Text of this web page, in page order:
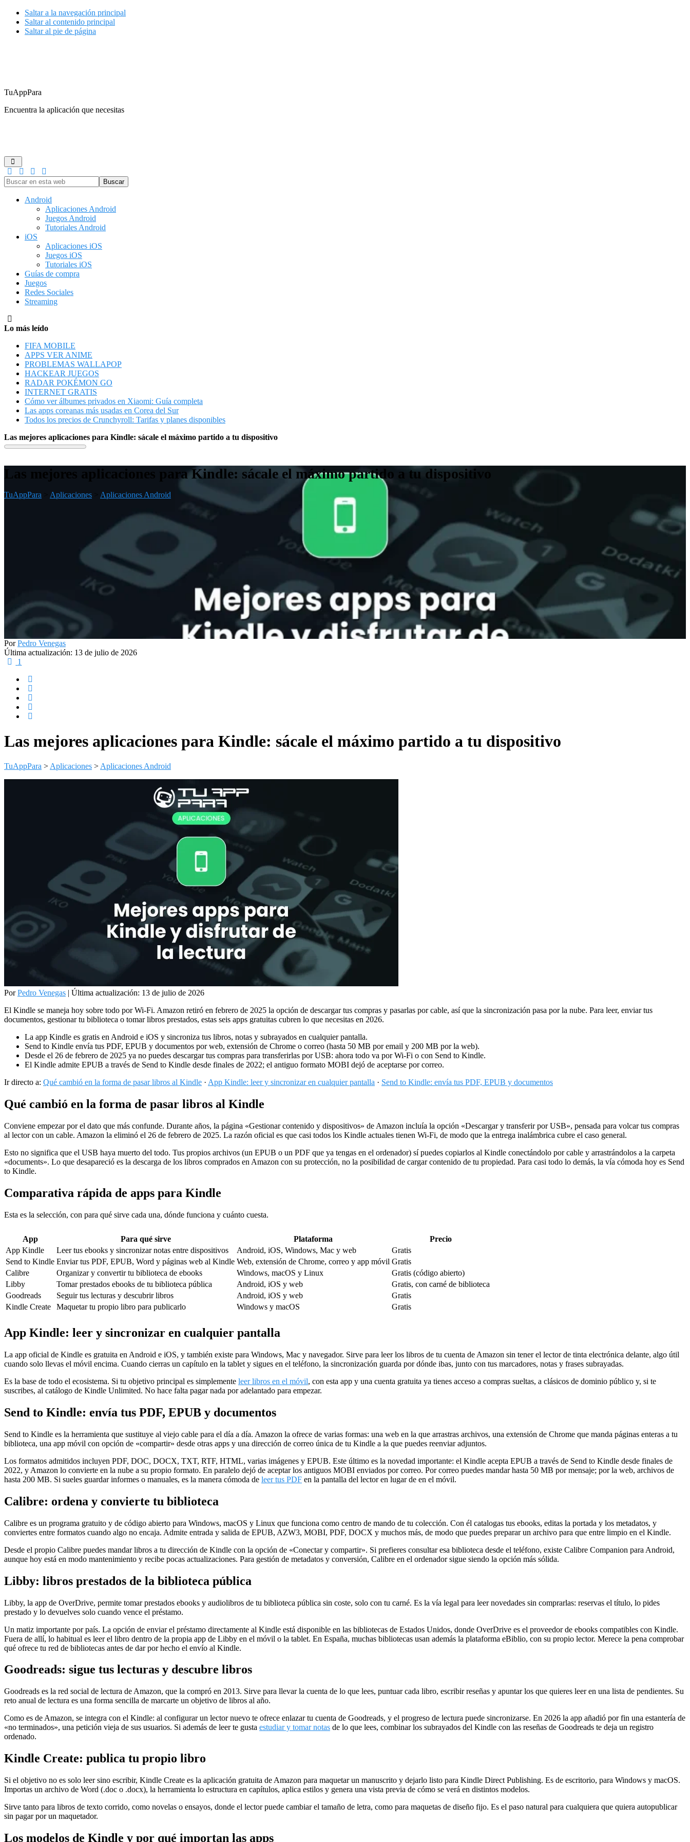
Saltar a la navegación principal
Saltar al contenido principal
Saltar al pie de página
TuAppPara
Encuentra la aplicación que necesitas
Buscar
en
Android
Aplicaciones Android
Juegos Android
Tutoriales Android
iOS
Aplicaciones iOS
Juegos iOS
Tutoriales iOS
Guías de compra
Juegos
Redes Sociales
Streaming
Lo más leído
FIFA MOBILE
APPS VER ANIME
PROBLEMAS WALLAPOP
HACKEAR JUEGOS
RADAR POKÉMON GO
INTERNET GRATIS
Cómo ver álbumes privados en Xiaomi: Guía completa
Las apps coreanas más usadas en Corea del Sur
Todos los precios de Crunchyroll: Tarifas y planes disponibles
Las mejores aplicaciones para Kindle: sácale el máximo partido a tu dispositivo
Las mejores aplicaciones para Kindle: sácale el máximo partido a tu dispositivo
TuAppPara Aplicaciones Aplicaciones Android
PorPedro Venegas
Última actualización: 13 de julio de 2026
1
Las mejores aplicaciones para Kindle: sácale el máximo partido a tu dispositivo
TuAppPara > Aplicaciones > Aplicaciones Android
PorPedro Venegas | Última actualización: 13 de julio de 2026
El Kindle se maneja hoy sobre todo por Wi-Fi. Amazon retiró en febrero de 2025 la opción de descargar tus compras y pasarlas por cable, así que la sincronización pasa por la nube. Para leer, enviar tus
documentos, gestionar tu biblioteca o tomar libros prestados, estas seis apps gratuitas cubren lo que necesitas en 2026.
La app Kindle es gratis en Android e iOS y sincroniza tus libros, notas y subrayados en cualquier pantalla.
Send to Kindle envía tus PDF, EPUB y documentos por web, extensión de Chrome o correo (hasta 50 MB por email y 200 MB por la web).
Desde el 26 de febrero de 2025 ya no puedes descargar tus compras para transferirlas por USB: ahora todo va por Wi-Fi o con Send to Kindle.
El Kindle admite EPUB a través de Send to Kindle desde finales de 2022; el antiguo formato MOBI dejó de aceptarse por correo.
Ir directo a: Qué cambió en la forma de pasar libros al Kindle · App Kindle: leer y sincronizar en cualquier pantalla · Send to Kindle: envía tus PDF, EPUB y documentos
Qué cambió en la forma de pasar libros al Kindle
Conviene empezar por el dato que más confunde. Durante años, la página «Gestionar contenido y dispositivos» de Amazon incluía la opción «Descargar y transferir por USB», pensada para volcar tus compras
al lector con un cable. Amazon la eliminó el 26 de febrero de 2025. La razón oficial es que casi todos los Kindle actuales tienen Wi-Fi, de modo que la entrega inalámbrica cubre el caso general.
Esto no significa que el USB haya muerto del todo. Tus propios archivos (un EPUB o un PDF que ya tengas en el ordenador) sí puedes copiarlos al Kindle conectándolo por cable y arrastrándolos a la carpeta
«documents». Lo que desapareció es la descarga de los libros comprados en Amazon con su protección, no la posibilidad de cargar contenido de tu propiedad. Para casi todo lo demás, la vía cómoda hoy es Send
to Kindle.
Comparativa rápida de apps para Kindle
Esta es la selección, con para qué sirve cada una, dónde funciona y cuánto cuesta.
App Para qué sirve Plataforma
Precio
App Kindle
Leer tus ebooks y sincronizar notas entre dispositivos Android, iOS, Windows, Mac y web
Gratis
Send to Kindle Enviar tus PDF, EPUB, Word y páginas web al Kindle Web, extensión de Chrome, correo y app móvil Gratis
Calibre
Organizar y convertir tu biblioteca de ebooks Windows, macOS y Linux
Gratis (código abierto)
Libby
Tomar prestados ebooks de tu biblioteca pública Android, iOS y web
Gratis, con carné de biblioteca
Goodreads
Seguir tus lecturas y descubrir libros Android, iOS y web
Gratis
Kindle Create
Maquetar tu propio libro para publicarlo Windows y macOS Gratis
App Kindle: leer y sincronizar en cualquier pantalla
La app oficial de Kindle es gratuita en Android e iOS, y también existe para Windows, Mac y navegador. Sirve para leer los libros de tu cuenta de Amazon sin tener el lector de tinta electrónica delante, algo útil
cuando solo llevas el móvil encima. Cuando cierras un capítulo en la tablet y sigues en el teléfono, la sincronización guarda por dónde ibas, junto con tus marcadores, notas y frases subrayadas.
Es la base de todo el ecosistema. Si tu objetivo principal es simplemente leer libros en el móvil, con esta app y una cuenta gratuita ya tienes acceso a compras sueltas, a clásicos de dominio público y, si te
suscribes, al catálogo de Kindle Unlimited. No hace falta pagar nada por adelantado para empezar.
Send to Kindle: envía tus PDF, EPUB y documentos
Send to Kindle es la herramienta que sustituye al viejo cable para el día a día. Amazon la ofrece de varias formas: una web en la que arrastras archivos, una extensión de Chrome que manda páginas enteras a tu
biblioteca, una app móvil con opción de «compartir» desde otras apps y una dirección de correo única de tu Kindle a la que puedes reenviar adjuntos.
Los formatos admitidos incluyen PDF, DOC, DOCX, TXT, RTF, HTML, varias imágenes y EPUB. Este último es la novedad importante: el Kindle acepta EPUB a través de Send to Kindle desde finales de
2022, y Amazon lo convierte en la nube a su propio formato. En paralelo dejó de aceptar los antiguos MOBI enviados por correo. Por correo puedes mandar hasta 50 MB por mensaje; por la web, archivos de
hasta 200 MB. Si sueles guardar informes o manuales, es la manera cómoda de leer tus PDF en la pantalla del lector en lugar de en el móvil.
Calibre: ordena y convierte tu biblioteca
Calibre es un programa gratuito y de código abierto para Windows, macOS y Linux que funciona como centro de mando de tu colección. Con él catalogas tus ebooks, editas la portada y los metadatos, y
conviertes entre formatos cuando algo no encaja. Admite entrada y salida de EPUB, AZW3, MOBI, PDF, DOCX y muchos más, de modo que puedes preparar un archivo para que entre limpio en el Kindle.
Desde el propio Calibre puedes mandar libros a tu dirección de Kindle con la opción de «Conectar y compartir». Si prefieres consultar esa biblioteca desde el teléfono, existe Calibre Companion para Android,
aunque hoy está en modo mantenimiento y recibe pocas actualizaciones. Para gestión de metadatos y conversión, Calibre en el ordenador sigue siendo la opción más sólida.
Libby: libros prestados de la biblioteca pública
Libby, la app de OverDrive, permite tomar prestados ebooks y audiolibros de tu biblioteca pública sin coste, solo con tu carné. Es la vía legal para leer novedades sin comprarlas: reservas el título, lo pides
prestado y lo devuelves solo cuando vence el préstamo.
Un matiz importante por país. La opción de enviar el préstamo directamente al Kindle está disponible en las bibliotecas de Estados Unidos, donde OverDrive es el proveedor de ebooks compatibles con Kindle.
Fuera de allí, lo habitual es leer el libro dentro de la propia app de Libby en el móvil o la tablet. En España, muchas bibliotecas usan además la plataforma eBiblio, con su propio lector. Merece la pena comprobar
qué ofrece tu red de bibliotecas antes de dar por hecho el envío al Kindle.
Goodreads: sigue tus lecturas y descubre libros
Goodreads es la red social de lectura de Amazon, que la compró en 2013. Sirve para llevar la cuenta de lo que lees, puntuar cada libro, escribir reseñas y apuntar los que quieres leer en una lista de pendientes. Su
reto anual de lectura es una forma sencilla de marcarte un objetivo de libros al año.
Como es de Amazon, se integra con el Kindle: al configurar un lector nuevo te ofrece enlazar tu cuenta de Goodreads, y el progreso de lectura puede sincronizarse. En 2026 la app añadió por fin una estantería de
«no terminados», una petición vieja de sus usuarios. Si además de leer te gusta estudiar y tomar notas de lo que lees, combinar los subrayados del Kindle con las reseñas de Goodreads te deja un registro
ordenado.
Kindle Create: publica tu propio libro
Si el objetivo no es solo leer sino escribir, Kindle Create es la aplicación gratuita de Amazon para maquetar un manuscrito y dejarlo listo para Kindle Direct Publishing. Es de escritorio, para Windows y macOS.
Importas un archivo de Word (.doc o .docx), la herramienta lo estructura en capítulos, aplica estilos y genera una vista previa de cómo se verá en distintos modelos.
Sirve tanto para libros de texto corrido, como novelas o ensayos, donde el lector puede cambiar el tamaño de letra, como para maquetas de diseño fijo. Es el paso natural para cualquiera que quiera autopublicar
sin pagar por un maquetador.
Los modelos de Kindle y por qué importan las apps